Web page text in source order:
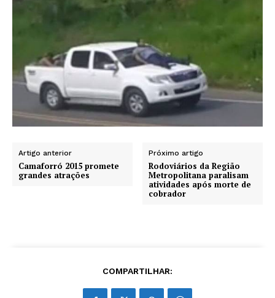
Artigo anterior
Camaforró 2015 promete
grandes atrações
Próximo artigo
Rodoviários da Região
Metropolitana paralisam
atividades após morte de
cobrador
COMPARTILHAR: